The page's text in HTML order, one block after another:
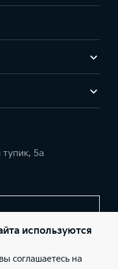
5а
Филиал «Центр»
используются
соглашаетесь на